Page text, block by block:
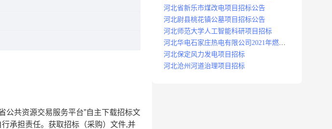
共资源交易服务平台”自主下载招标文
承担责任。获取招标（采购）文件,并
河北省新乐市煤改电项目招标公告
河北尉县桃花镇公墓项目招标公告
河北师范大学人工智能科研项目招标
河北华电石家庄热电有限公司2021年燃料
分场辅助运行项目招标公告
河北保定风力发电项目招标
河北沧州河道治理项目招标